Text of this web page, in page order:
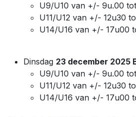
U9/U10 van +/- 9u.00
U11/U12 van +/- 12u30
U14/U16 van +/- 17u00
Dinsdag 23 december 2025
U9/U10 van +/- 9u.00
U11/U12 van +/- 12u30
U14/U16 van +/- 17u00